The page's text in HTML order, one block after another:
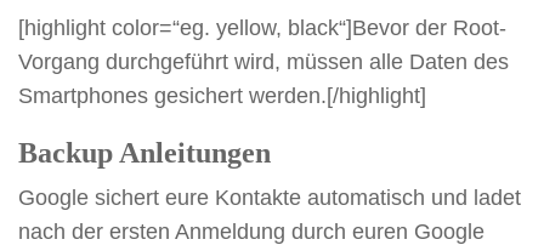
[highlight color=“eg. yellow, black“]Bevor der Root-
Vorgang durchgeführt wird, müssen alle Daten des
Smartphones gesichert werden.[/highlight]
Backup Anleitungen
Google sichert eure Kontakte automatisch und ladet
nach der ersten Anmeldung durch euren Google